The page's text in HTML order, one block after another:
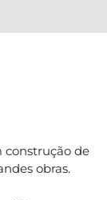
construção de
obras.